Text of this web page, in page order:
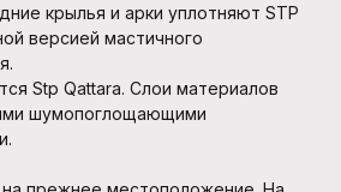
крылья и арки уплотняют STP
версией мастичного
Stp Qattara. Слои материалов
шумопоглощающими